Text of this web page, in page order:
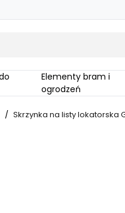
Elementy bram i
ogrodzeń
/ Skrzynka na listy lokatorska